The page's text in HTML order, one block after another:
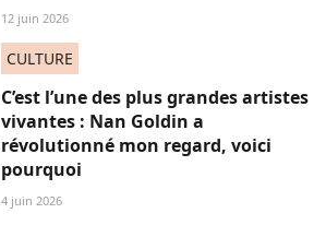
12 juin 2026
CULTURE
C’est l’une des plus grandes artistes
vivantes : Nan Goldin a
révolutionné mon regard, voici
pourquoi
4 juin 2026